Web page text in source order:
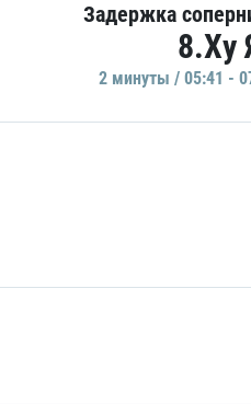
Задержка
8.Ху
2 минуты / 05:41 -